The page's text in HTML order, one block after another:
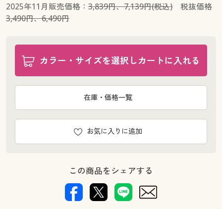
2025年11月販売価格： 3,839円、7,139円(税込)税抜価格
3,490円、6,490円
カラー・サイズを選択しカートに入れる
お気に入りに追加
在庫・価格一覧
この商品をシェアする